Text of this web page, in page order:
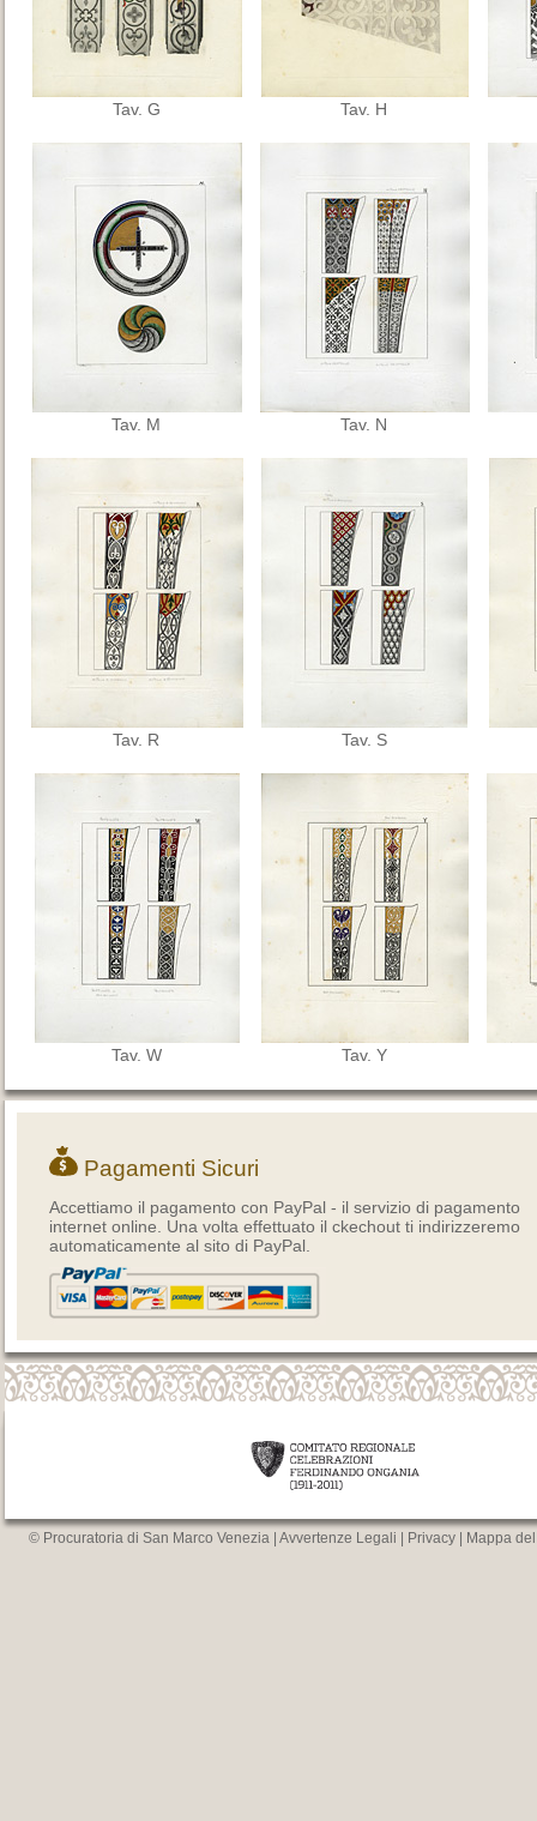
Tav. G Tav. H
Tav. M Tav. N
Tav. R Tav. S
Tav. W Tav. Y
Pagamenti Sicuri
Accettiamo il pagamento con PayPal - il servizio di pagamento
internet online. Una volta effettuato il ckechout ti indirizzeremo
automaticamente al sito di PayPal.
© Procuratoria di San Marco Venezia | Avvertenze Legali Privacy Mappa